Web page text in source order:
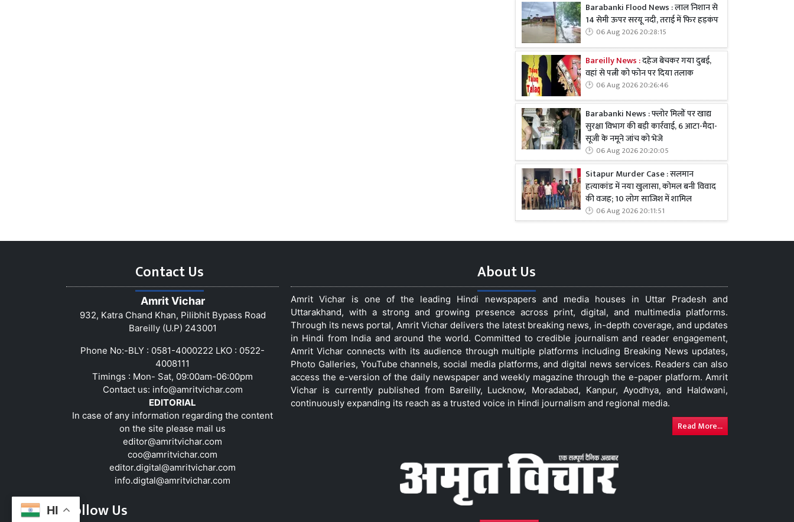
HI
Barabanki Flood News : लाल निशान से
14 सेमी ऊपर सरयू नदी, तराई में फिर हड़कंप
06 Aug 2026 20:28:15
Bareilly News :दहेज बेचकर गया दुबई,
वहां से पत्नी को फोन पर दिया तलाक
06 Aug 2026 20:26:46
Barabanki News : फ्लोर मिलों पर खाद्य
सुरक्षा विभाग की बड़ी कार्रवाई, 6 आटा-मैदा-
सूजी के नमूने जांच को भेजे
06 Aug 2026 20:20:05
Sitapur Murder Case : सलमान
हत्याकांड में नया खुलासा, कोमल बनी विवाद
की वजह; 10 लोग साजिश में शामिल
06 Aug 2026 20:11:51
Contact Us
Amrit Vichar
932, Katra Chand Khan, Pilibhit Bypass Road
Bareilly (U.P) 243001
Phone No:-BLY : 0581-4000222 LKO : 0522-
4008111
Timings : Mon- Sat, 09:00am-06:00pm
Contact us: info@amritvichar.com
EDITORIAL
In case of any information regarding the content
on the site please mail us
editor@amritvichar.com
coo@amritvichar.com
editor.digital@amritvichar.com
info.digtal@amritvichar.com
Follow Us
About Us
Amrit Vichar is one of the leading Hindi newspapers and media houses in Uttar Pradesh and
Uttarakhand, with a strong and growing presence across print, digital, and multimedia platforms.
Through its news portal, Amrit Vichar delivers the latest breaking news, in-depth coverage, and updates
in Hindi from India and around the world. Committed to credible journalism and reader engagement,
Amrit Vichar connects with its audience through multiple platforms including Breaking News updates,
Photo Galleries, YouTube channels, social media platforms, and digital news services. Readers can also
access the e-version of the daily newspaper and weekly magazine through the e-paper platform. Amrit
Vichar is currently published from Bareilly, Lucknow, Moradabad, Kanpur, Ayodhya, and Haldwani,
continuously expanding its reach as a trusted voice in Hindi journalism and regional media.
Read More...